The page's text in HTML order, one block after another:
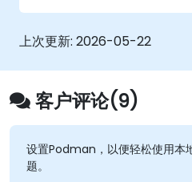
上次更新: 2026-05-22
客户评论(9)
Podman，以便轻松使用本地容器